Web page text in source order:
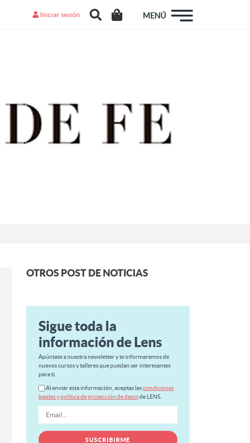
Iniciar sesión MENÚ
OTROS POST DE NOTICIAS
Sigue toda la
información de Lens
Apúntate a nuestra newsletter y te informaremos de
nuevos cursos y talleres que puedan ser interesantes
para ti.
Al enviar esta información, aceptas lascondiciones
legales y política de protección de datosde LENS.